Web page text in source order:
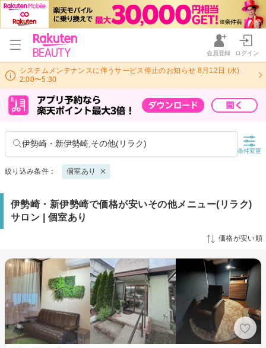
会員登録 ログイン
システムメンテナンスに伴うサービス停止のお知らせ 8月12日 (水)
2:00〜5:30
伊勢崎・新伊勢崎,その他(リラク)
条件変更
絞り込み条件： 個室あり
伊勢崎・新伊勢崎で価格が安いその他メニュー(リラク)
サロン | 個室あり
価格が安い順